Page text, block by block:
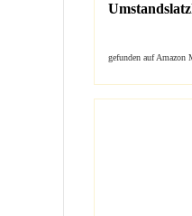
gefunden auf Amazon